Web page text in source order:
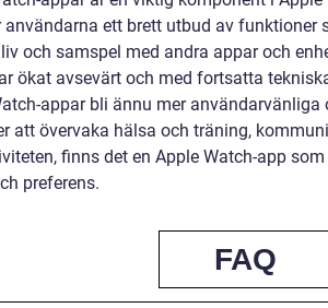
användarna ett brett utbud av funktioner
och samspel med andra appar och
ökat avsevärt och med fortsatta
appar bli ännu mer
att övervaka hälsa och träning,
finns det en Apple Watch-app
preferens.
FAQ